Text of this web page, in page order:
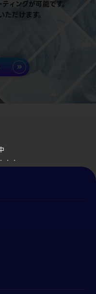
・・
ィングが可能です。
だけます。